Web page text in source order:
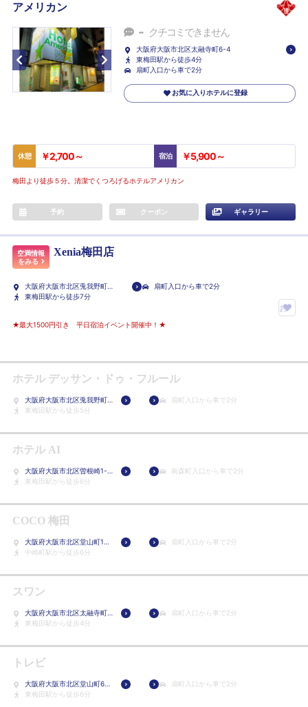
アメリカン
- クチコミできません
大阪府大阪市北区太融寺町6-4
東梅田駅から徒歩4分
扇町入口から車で2分
お気に入りホテルに登録
休憩 ￥2,700～ 宿泊 ￥5,900～
梅田より徒歩５分。清潔でくつろげるホテルアメリカン
予約 クーポン ギャラリー
空満情報
をみる
Xenia梅田店
大阪府大阪市北区兎我野町2-
12
扇町入口から車で2分
東梅田駅から徒歩7分
お
に
★最大1500円引き 平日宿泊イベント開催中！★
ホテル デッサン・ドゥ・フルール
大阪府大阪市北区兎我野町
5-4
扇町入口から車で2分
東梅田駅から徒歩5分
ホテル AI
大阪府大阪市北区曽根崎1-
6-22
南森町入口から車で2分
東梅田駅から徒歩6分
COCO 梅田
大阪府大阪市北区堂山町16-
20
扇町入口から車で2分
中崎町駅から徒歩6分
スワン
大阪府大阪市北区太融寺町
7-6
扇町入口から車で2分
東梅田駅から徒歩4分
トレビ
大阪府大阪市北区堂山町6-
16
扇町入口から車で2分
東梅田駅から徒歩6分